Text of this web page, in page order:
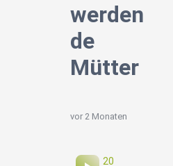
werden
de
Mütter
vor 2 Monaten
20